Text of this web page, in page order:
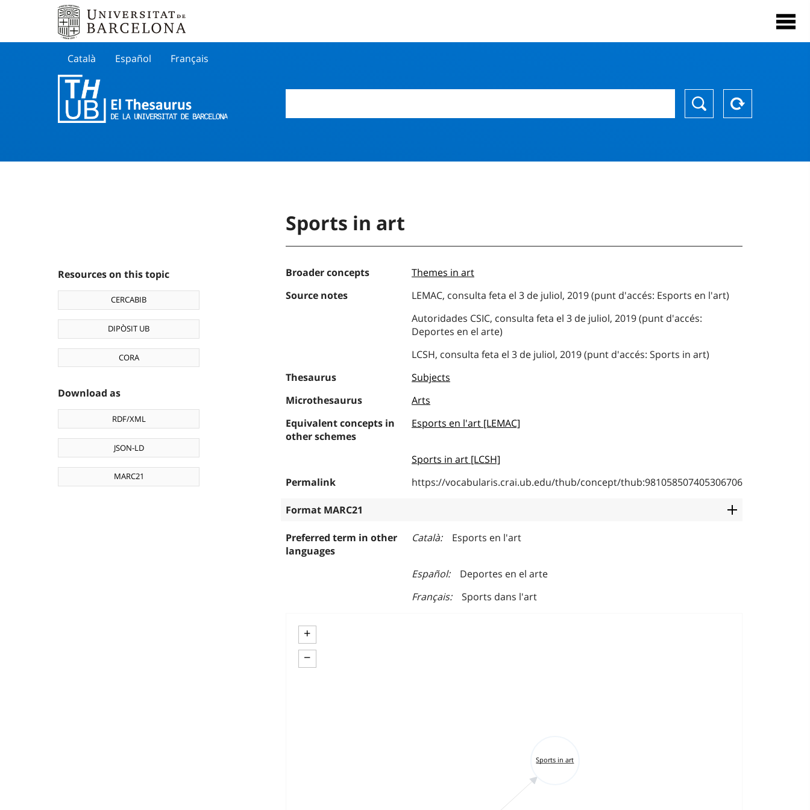
Català Español Français
Resources on this topic
CERCABIB
DIPÒSIT UB
CORA
Download as
RDF/XML
JSON-LD
MARC21
Sports in art
Broader concepts
Themes in art
Source notes
LEMAC, consulta feta el 3 de juliol, 2019 (punt d'accés: Esports en l'art)
Autoridades CSIC, consulta feta el 3 de juliol, 2019 (punt d'accés:
Deportes en el arte)
LCSH, consulta feta el 3 de juliol, 2019 (punt d'accés: Sports in art)
Thesaurus
Subjects
Microthesaurus
Arts
Equivalent concepts in
other schemes
Esports en l'art [LEMAC]
Sports in art [LCSH]
Permalink
https://vocabularis.crai.ub.edu/thub/concept/thub:981058507405306706
Format MARC21
Preferred term in other
languages
Català Esports en l'art
Español
Deportes en el arte
Français
Sports dans l'art
+
−
Sports in art